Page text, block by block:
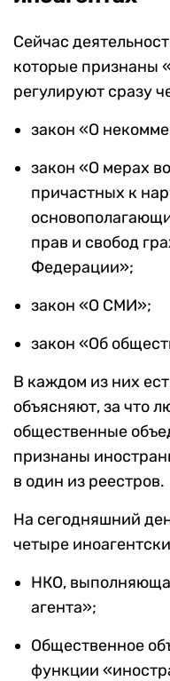
Сейчас
которые признаны
регулируют сразу
закон «О
закон «О мерах
причастных к
прав и свобод
Федерации»;
закон «О СМИ»;
закон «Об
В каждом из них
объясняют, за что
общественные
признаны
в один из реестров.
На сегодняшний
четыре
НКО,
агента»;
Общественное
функции